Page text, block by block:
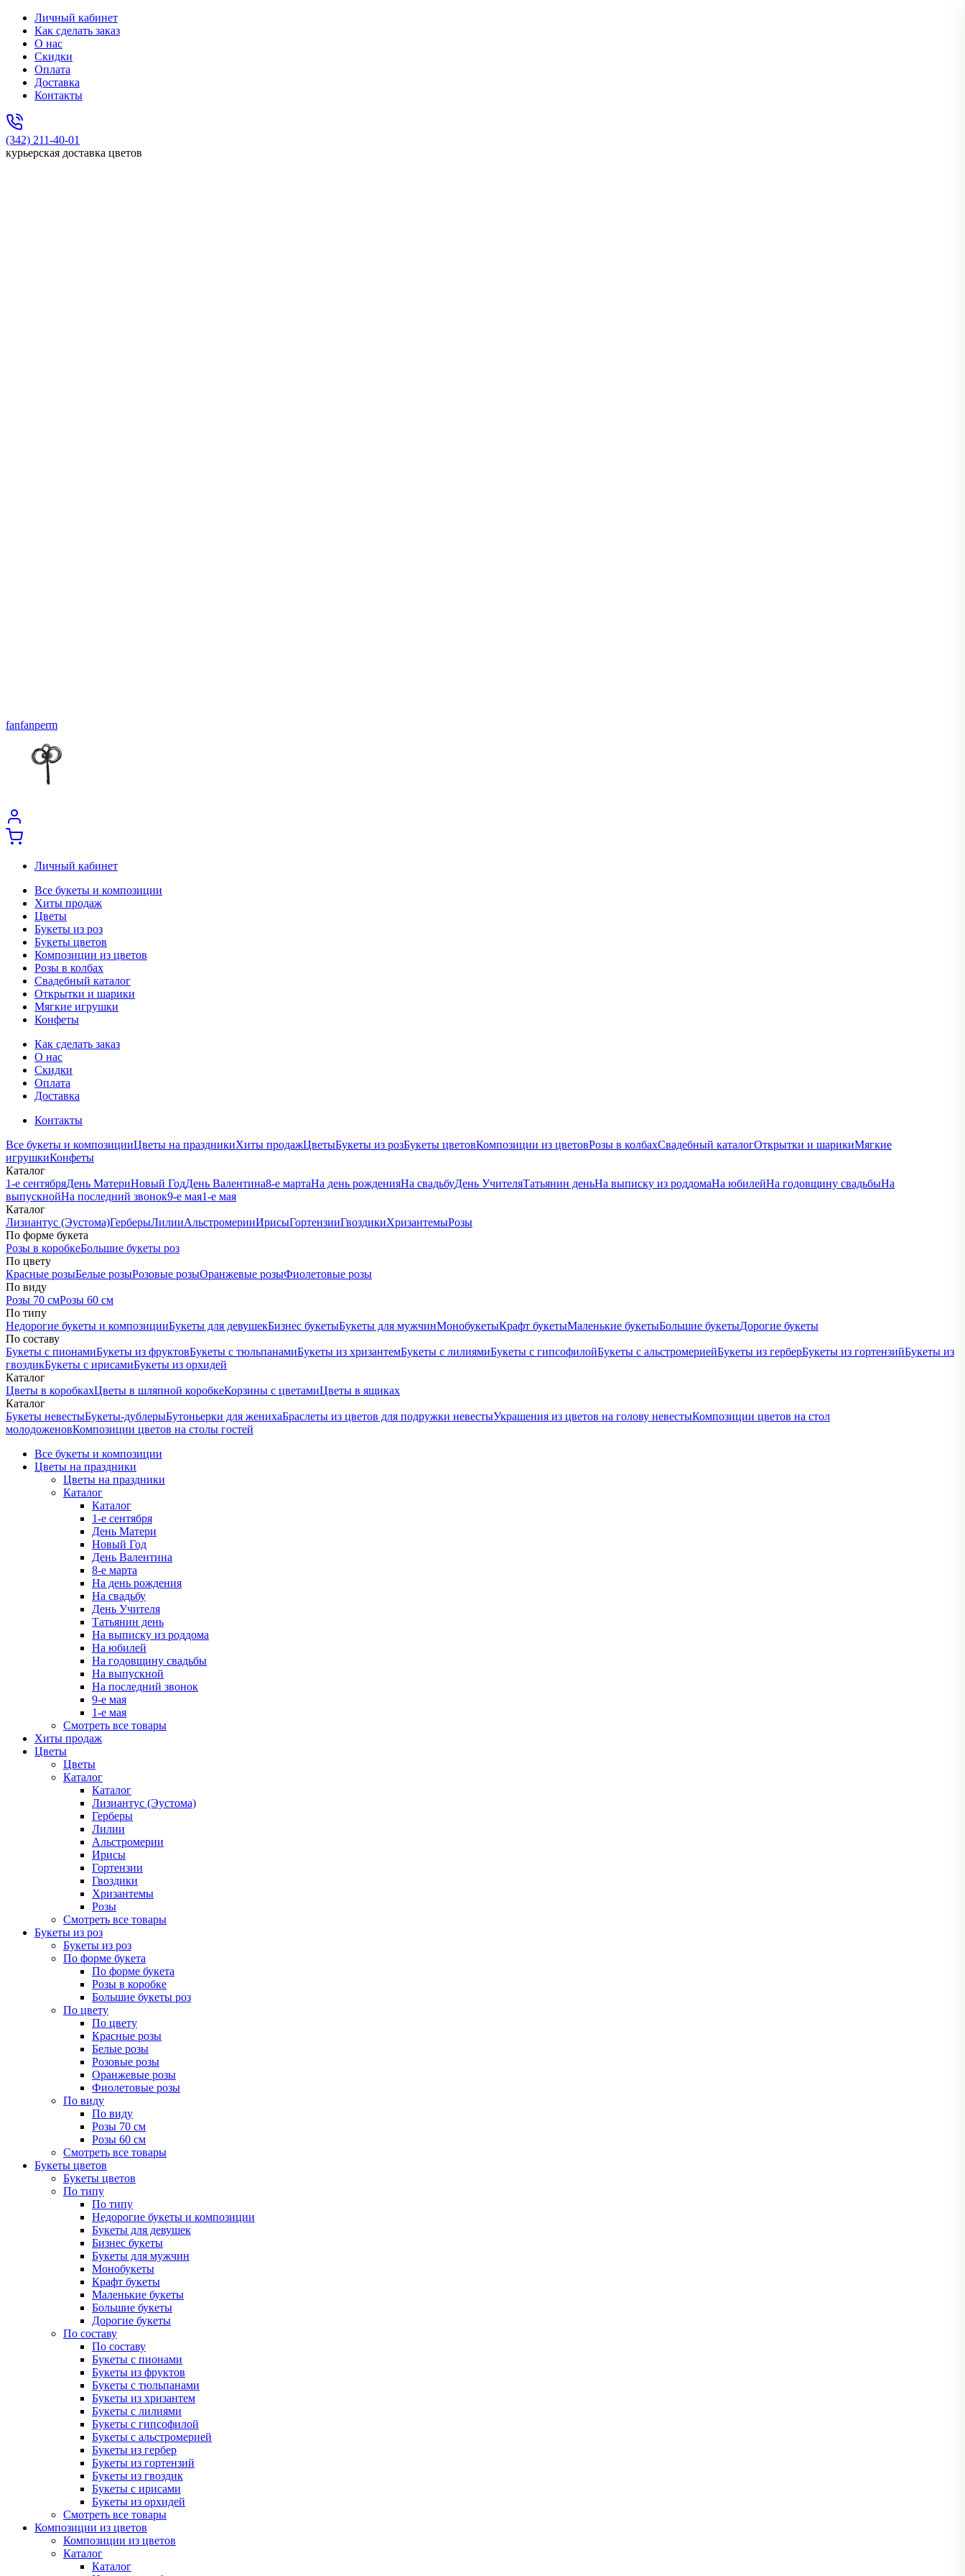
Личный кабинет
Как сделать заказ
О нас
Скидки
Оплата
Доставка
Контакты
(342) 211-40-01
курьерская доставка цветов
fanfanperm
Личный кабинет
Все букеты и композиции
Хиты продаж
Цветы
Букеты из роз
Букеты цветов
Композиции из цветов
Розы в колбах
Свадебный каталог
Открытки и шарики
Мягкие игрушки
Конфеты
Как сделать заказ
О нас
Скидки
Оплата
Доставка
Контакты
Все букеты и композицииЦветы на праздникиХиты продажЦветыБукеты из розБукеты цветовКомпозиции из цветовРозы в колбахСвадебный каталогОткрытки и шарикиМягкие
игрушкиКонфеты
Каталог
1-е сентябряДень МатериНовый ГодДень Валентина8-е мартаНа день рожденияНа свадьбуДень УчителяТатьянин деньНа выписку из роддомаНа юбилейНа годовщину свадьбыНа
выпускнойНа последний звонок9-е мая1-е мая
Каталог
Лизиантус (Эустома)ГерберыЛилииАльстромерииИрисыГортензииГвоздикиХризантемыРозы
По форме букета
Розы в коробкеБольшие букеты роз
По цвету
Красные розыБелые розыРозовые розыОранжевые розыФиолетовые розы
По виду
Розы 70 смРозы 60 см
По типу
Недорогие букеты и композицииБукеты для девушекБизнес букетыБукеты для мужчинМонобукетыКрафт букетыМаленькие букетыБольшие букетыДорогие букеты
По составу
Букеты с пионамиБукеты из фруктовБукеты с тюльпанамиБукеты из хризантемБукеты с лилиямиБукеты с гипсофилойБукеты с альстромериейБукеты из герберБукеты из гортензийБукеты из
гвоздикБукеты с ирисамиБукеты из орхидей
Каталог
Цветы в коробкахЦветы в шляпной коробкеКорзины с цветамиЦветы в ящиках
Каталог
Букеты невестыБукеты-дублерыБутоньерки для женихаБраслеты из цветов для подружки невестыУкрашения из цветов на голову невестыКомпозиции цветов на стол
молодоженовКомпозиции цветов на столы гостей
Все букеты и композиции
Цветы на праздники
Цветы на праздники
Каталог
Каталог
1-е сентября
День Матери
Новый Год
День Валентина
8-е марта
На день рождения
На свадьбу
День Учителя
Татьянин день
На выписку из роддома
На юбилей
На годовщину свадьбы
На выпускной
На последний звонок
9-е мая
1-е мая
Смотреть все товары
Хиты продаж
Цветы
Цветы
Каталог
Каталог
Лизиантус (Эустома)
Герберы
Лилии
Альстромерии
Ирисы
Гортензии
Гвоздики
Хризантемы
Розы
Смотреть все товары
Букеты из роз
Букеты из роз
По форме букета
По форме букета
Розы в коробке
Большие букеты роз
По цвету
По цвету
Красные розы
Белые розы
Розовые розы
Оранжевые розы
Фиолетовые розы
По виду
По виду
Розы 70 см
Розы 60 см
Смотреть все товары
Букеты цветов
Букеты цветов
По типу
По типу
Недорогие букеты и композиции
Букеты для девушек
Бизнес букеты
Букеты для мужчин
Монобукеты
Крафт букеты
Маленькие букеты
Большие букеты
Дорогие букеты
По составу
По составу
Букеты с пионами
Букеты из фруктов
Букеты с тюльпанами
Букеты из хризантем
Букеты с лилиями
Букеты с гипсофилой
Букеты с альстромерией
Букеты из гербер
Букеты из гортензий
Букеты из гвоздик
Букеты с ирисами
Букеты из орхидей
Смотреть все товары
Композиции из цветов
Композиции из цветов
Каталог
Каталог